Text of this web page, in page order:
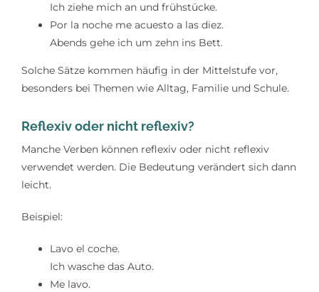
Ich ziehe mich an und frühstücke.
Por la noche me acuesto a las diez.
Abends gehe ich um zehn ins Bett.
Solche Sätze kommen häufig in der Mittelstufe vor,
besonders bei Themen wie Alltag, Familie und Schule.
Reflexiv oder nicht reflexiv?
Manche Verben können reflexiv oder nicht reflexiv
verwendet werden. Die Bedeutung verändert sich dann
leicht.
Beispiel:
Lavo el coche.
Ich wasche das Auto.
Me lavo.